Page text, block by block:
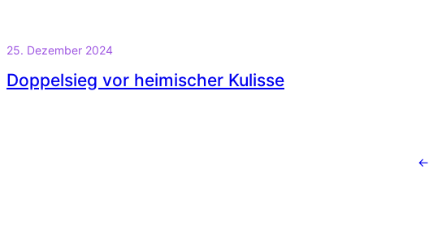
25. Dezember 2024
Doppelsieg vor heimischer Kulisse
←